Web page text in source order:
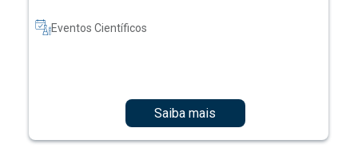
Eventos Científicos
Saiba mais